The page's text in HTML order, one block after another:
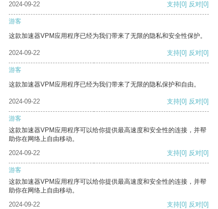
2024-09-22 支持[0] 反对[0]
游客
这款加速器VPM应用程序已经为我们带来了无限的隐私和安全性保护。
2024-09-22 支持[0] 反对[0]
游客
这款加速器VPM应用程序已经为我们带来了无限的隐私保护和自由。
2024-09-22 支持[0] 反对[0]
游客
这款加速器VPM应用程序可以给你提供最高速度和安全性的连接，并帮
助你在网络上自由移动。
2024-09-22
支持[0] 反对[0]
游客
这款加速器VPM应用程序可以给你提供最高速度和安全性的连接，并帮
助你在网络上自由移动。
2024-09-22
支持[0] 反对[0]